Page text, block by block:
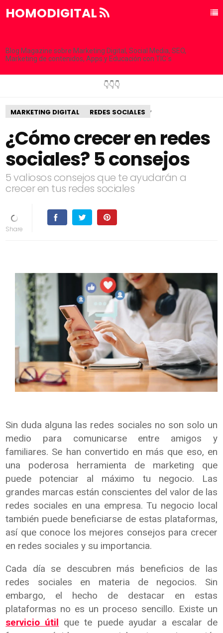
HOMODIGITAL
Blog Magazine sobre Marketing Digital, Social Media, SEO,
Marketing de contenidos, Apps y Educación con TIC´s
👇👇👇
MARKETING DIGITAL ,
REDES SOCIALES
¿Cómo crecer en redes
sociales? 5 consejos
5 valiosos consejos que te ayudarán a
crecer en tus redes sociales
Sin duda alguna las redes sociales no son solo un
medio para comunicarse entre amigos y
familiares. Se han convertido en más que eso, en
una poderosa herramienta de marketing que
puede potenciar al máximo tu negocio. Las
grandes marcas están conscientes del valor de las
redes sociales en una empresa. Tu negocio local
también puede beneficiarse de estas plataformas,
así que conoce los mejores consejos para crecer
en redes sociales y su importancia.
Cada día se descubren más beneficios de las
redes sociales en materia de negocios. Sin
embargo, el hecho de destacar en estas
plataformas no es un proceso sencillo. Existe un
servicio útil que te puede ayudar a escalar de